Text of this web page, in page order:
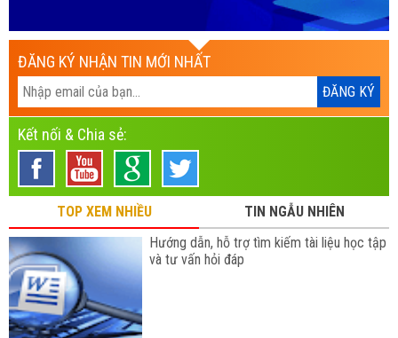
ĐĂNG KÝ NHẬN TIN MỚI NHẤT
Kết nối & Chia sẻ:
TOP XEM NHIỀU
TIN NGẪU NHIÊN
Hướng dẫn, hỗ trợ tìm kiếm tài liệu học tập
và tư vấn hỏi đáp